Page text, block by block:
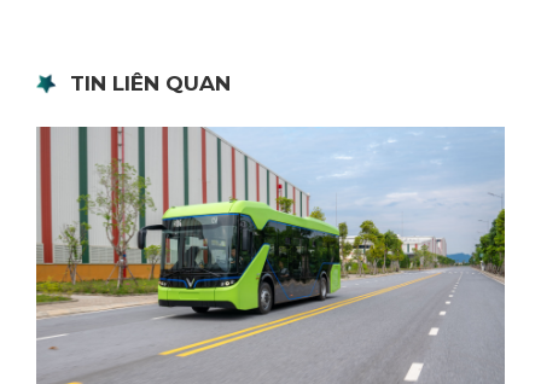
TIN LIÊN QUAN